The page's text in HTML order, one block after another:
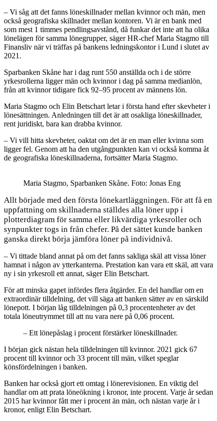
– Vi såg att det fanns löneskillnader mellan kvinnor och män, men
också geografiska skillnader mellan kontoren. Vi är en bank med
som mest 1 timmes pendlingsavstånd, då funkar det inte att ha olika
lönelägen för samma lönegrupper, säger HR-chef Maria Stagmo till
Finansliv när vi träffas på bankens ledningskontor i Lund i slutet av
2021.
Sparbanken Skåne har i dag runt 550 anställda och i de större
yrkesrollerna ligger män och kvinnor i dag på samma medianlön,
från att kvinnor tidigare fick 92–95 procent av männens lön.
Maria Stagmo och Elin Betschart letar i första hand efter skevheter i
lönesättningen. Anledningen till det är att osakliga löneskillnader,
rent juridiskt, bara kan drabba kvinnor.
– Vi vill hitta skevheter, oaktat om det är en man eller kvinna som
ligger fel. Genom att ha den utgångpunkten kan vi också komma åt
de geografiska löneskillnaderna, fortsätter Maria Stagmo.
Maria Stagmo, Sparbanken Skåne. Foto: Jonas Eng
Allt började med den första lönekartläggningen. För att få en
uppfattning om skillnaderna ställdes alla löner upp i
plotterdiagram för samma eller likvärdiga yrkesroller och
synpunkter togs in från chefer. På det sättet kunde banken
ganska direkt börja jämföra löner på individnivå.
– Vi tittade bland annat på om det fanns sakliga skäl att vissa löner
hamnat i någon av ytterkanterna. Prestation kan vara ett skäl, att vara
ny i sin yrkesroll ett annat, säger Elin Betschart.
För att minska gapet infördes flera åtgärder. En del handlar om en
extraordinär tilldelning, det vill säga att banken sätter av en särskild
lönepott. I början låg tilldelningen på 0,3 procentenheter av det
totala löneutrymmet till att nu vara nere på 0,06 procent.
– Ett lönepåslag i procent förstärker löneskillnader.
I början gick nästan hela tilldelningen till kvinnor. 2021 gick 67
procent till kvinnor och 33 procent till män, vilket speglar
könsfördelningen i banken.
Banken har också gjort ett omtag i lönerevisionen. En viktig del
handlar om att prata löneökning i kronor, inte procent. Varje år sedan
2015 har kvinnor fått mer i procent än män, och nästan varje år i
kronor, enligt Elin Betschart.